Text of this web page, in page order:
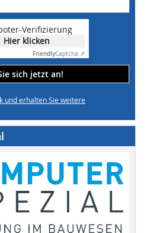
Verifizierung
Hier klicken
FriendlyCaptcha ⇗
sich jetzt an!
und erhalten Sie weitere